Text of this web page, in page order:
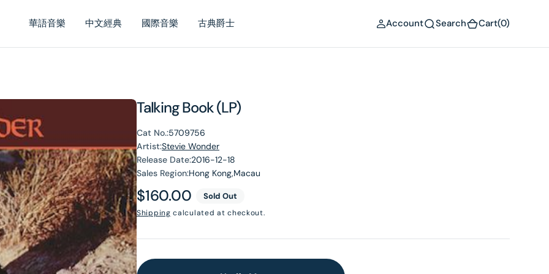
華語音樂 中文經典 國際音樂 古典爵士 Account Search Cart(0)
Talking Book (LP)
Cat No.:5709756
Artist:Stevie Wonder
Release Date:2016-12-18
Sales Region:Hong Kong,Macau
Regular
price
$160.00 Sold Out
Shipping calculated at checkout.